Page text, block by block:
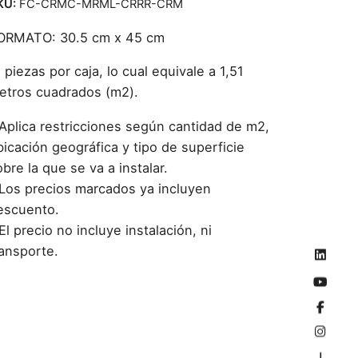
FC-CRMC-MRML-CRRR-CRM
30.5 cm x 45 cm
piezas por caja, lo cual equivale a 1,51
cuadrados (m2).
restricciones según cantidad de m2,
geográfica y tipo de superficie
la que se va a instalar.
precios marcados ya incluyen
precio no incluye instalación, ni